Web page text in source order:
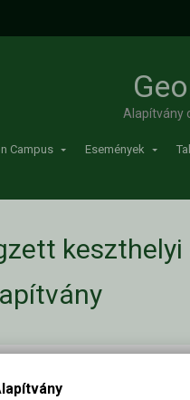
Alapítvány
Campus Események
agrármérnökök